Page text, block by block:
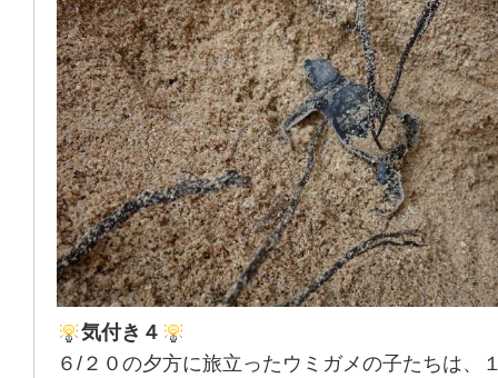
気付き４
６/２０の夕方に旅立ったウミガメの子たちは、